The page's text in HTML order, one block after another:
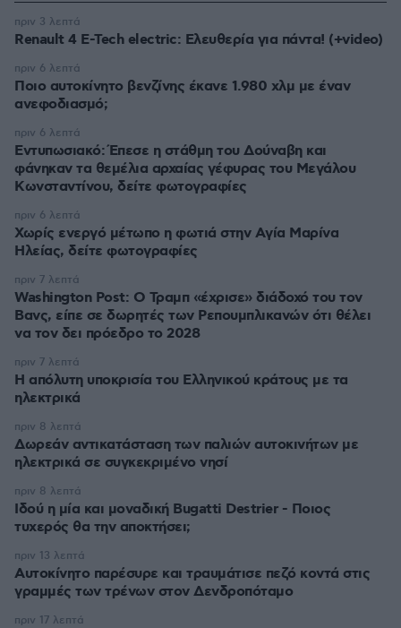
Renault 4 E-Tech electric: Ελευθερία για πάντα! (+video)
πριν 3 λεπτά
Ποιο αυτοκίνητο βενζίνης έκανε 1.980 χλμ με έναν
ανεφοδιασμό;
πριν 6 λεπτά
Εντυπωσιακό: Έπεσε η στάθμη του Δούναβη και
φάνηκαν τα θεμέλια αρχαίας γέφυρας του Μεγάλου
Κωνσταντίνου, δείτε φωτογραφίες
πριν 6 λεπτά
Χωρίς ενεργό μέτωπο η φωτιά στην Aγία Μαρίνα
Ηλείας, δείτε φωτογραφίες
πριν 6 λεπτά
Washington Post: Ο Τραμπ «έχρισε» διάδοχό του τον
Βανς, είπε σε δωρητές των Ρεπουμπλικανών ότι θέλει
να τον δει πρόεδρο το 2028
πριν 7 λεπτά
Η απόλυτη υποκρισία του Ελληνικού κράτους με τα
ηλεκτρικά
πριν 7 λεπτά
Δωρεάν αντικατάσταση των παλιών αυτοκινήτων με
ηλεκτρικά σε συγκεκριμένο νησί
πριν 8 λεπτά
Ιδού η μία και μοναδική Bugatti Destrier - Ποιος
τυχερός θα την αποκτήσει;
πριν 8 λεπτά
Αυτοκίνητο παρέσυρε και τραυμάτισε πεζό κοντά στις
γραμμές των τρένων στον Δενδροπόταμο
πριν 13 λεπτά
πριν 17 λεπτά